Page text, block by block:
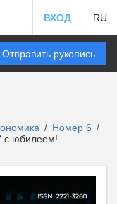
ВХОД RU
Отправить рукопись
/ Номер 6 /
с юбилеем!